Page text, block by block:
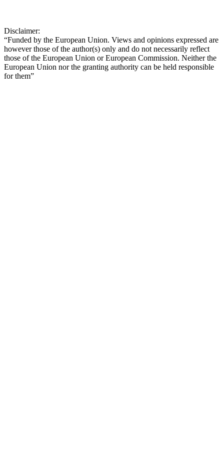
Disclaimer:
“Funded by the European Union. Views and opinions expressed are
however those of the author(s) only and do not necessarily reflect
those of the European Union or European Commission. Neither the
European Union nor the granting authority can be held responsible
for them”